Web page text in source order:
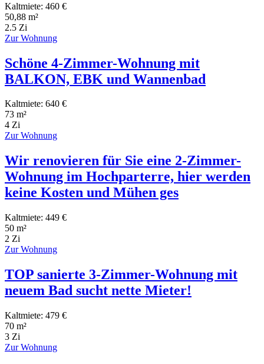
Kaltmiete: 460 €
50,88 m²
2.5 Zi
Zur Wohnung
Schöne 4-Zimmer-Wohnung mit
BALKON, EBK und Wannenbad
Kaltmiete: 640 €
73 m²
4 Zi
Zur Wohnung
Wir renovieren für Sie eine 2-Zimmer-
Wohnung im Hochparterre, hier werden
keine Kosten und Mühen ges
Kaltmiete: 449 €
50 m²
2 Zi
Zur Wohnung
TOP sanierte 3-Zimmer-Wohnung mit
neuem Bad sucht nette Mieter!
Kaltmiete: 479 €
70 m²
3 Zi
Zur Wohnung